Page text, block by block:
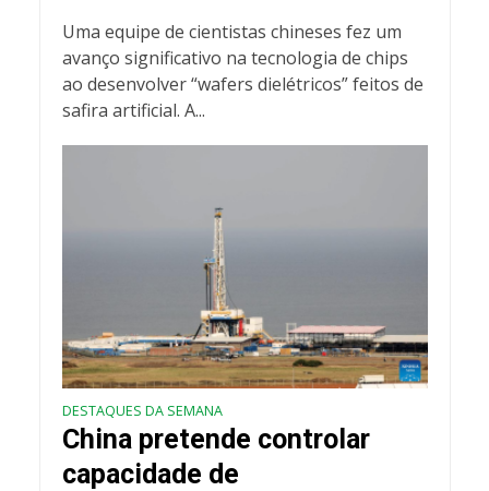
Uma equipe de cientistas chineses fez um
avanço significativo na tecnologia de chips
ao desenvolver “wafers dielétricos” feitos de
safira artificial. A...
DESTAQUES DA SEMANA
China pretende controlar
capacidade de